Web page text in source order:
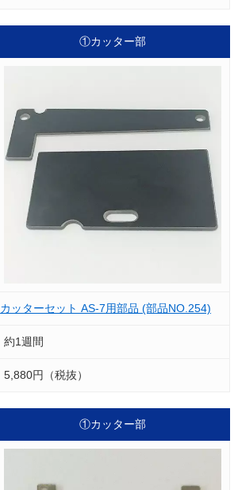
①カッター部
カッターセット AS-7用部品 (部品NO.254)
約1週間
5,880円（税抜）
①カッター部